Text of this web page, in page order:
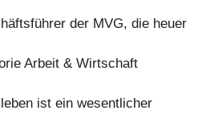
der MVG, die heuer
Arbeit & Wirtschaft
ist ein wesentlicher